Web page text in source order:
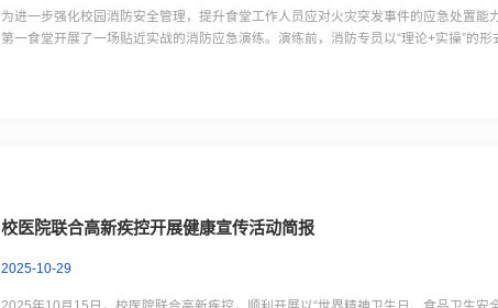
为进一步强化校园消防安全管理，提升食堂工作人员应对火灾突发事件的应急处置能
第一食堂开展了一场贴近实战的消防应急演练。演练前，消防专员以“理论+实操”的形
校医院联合高新疾控开展健康宣传活动简报
2025-10-29